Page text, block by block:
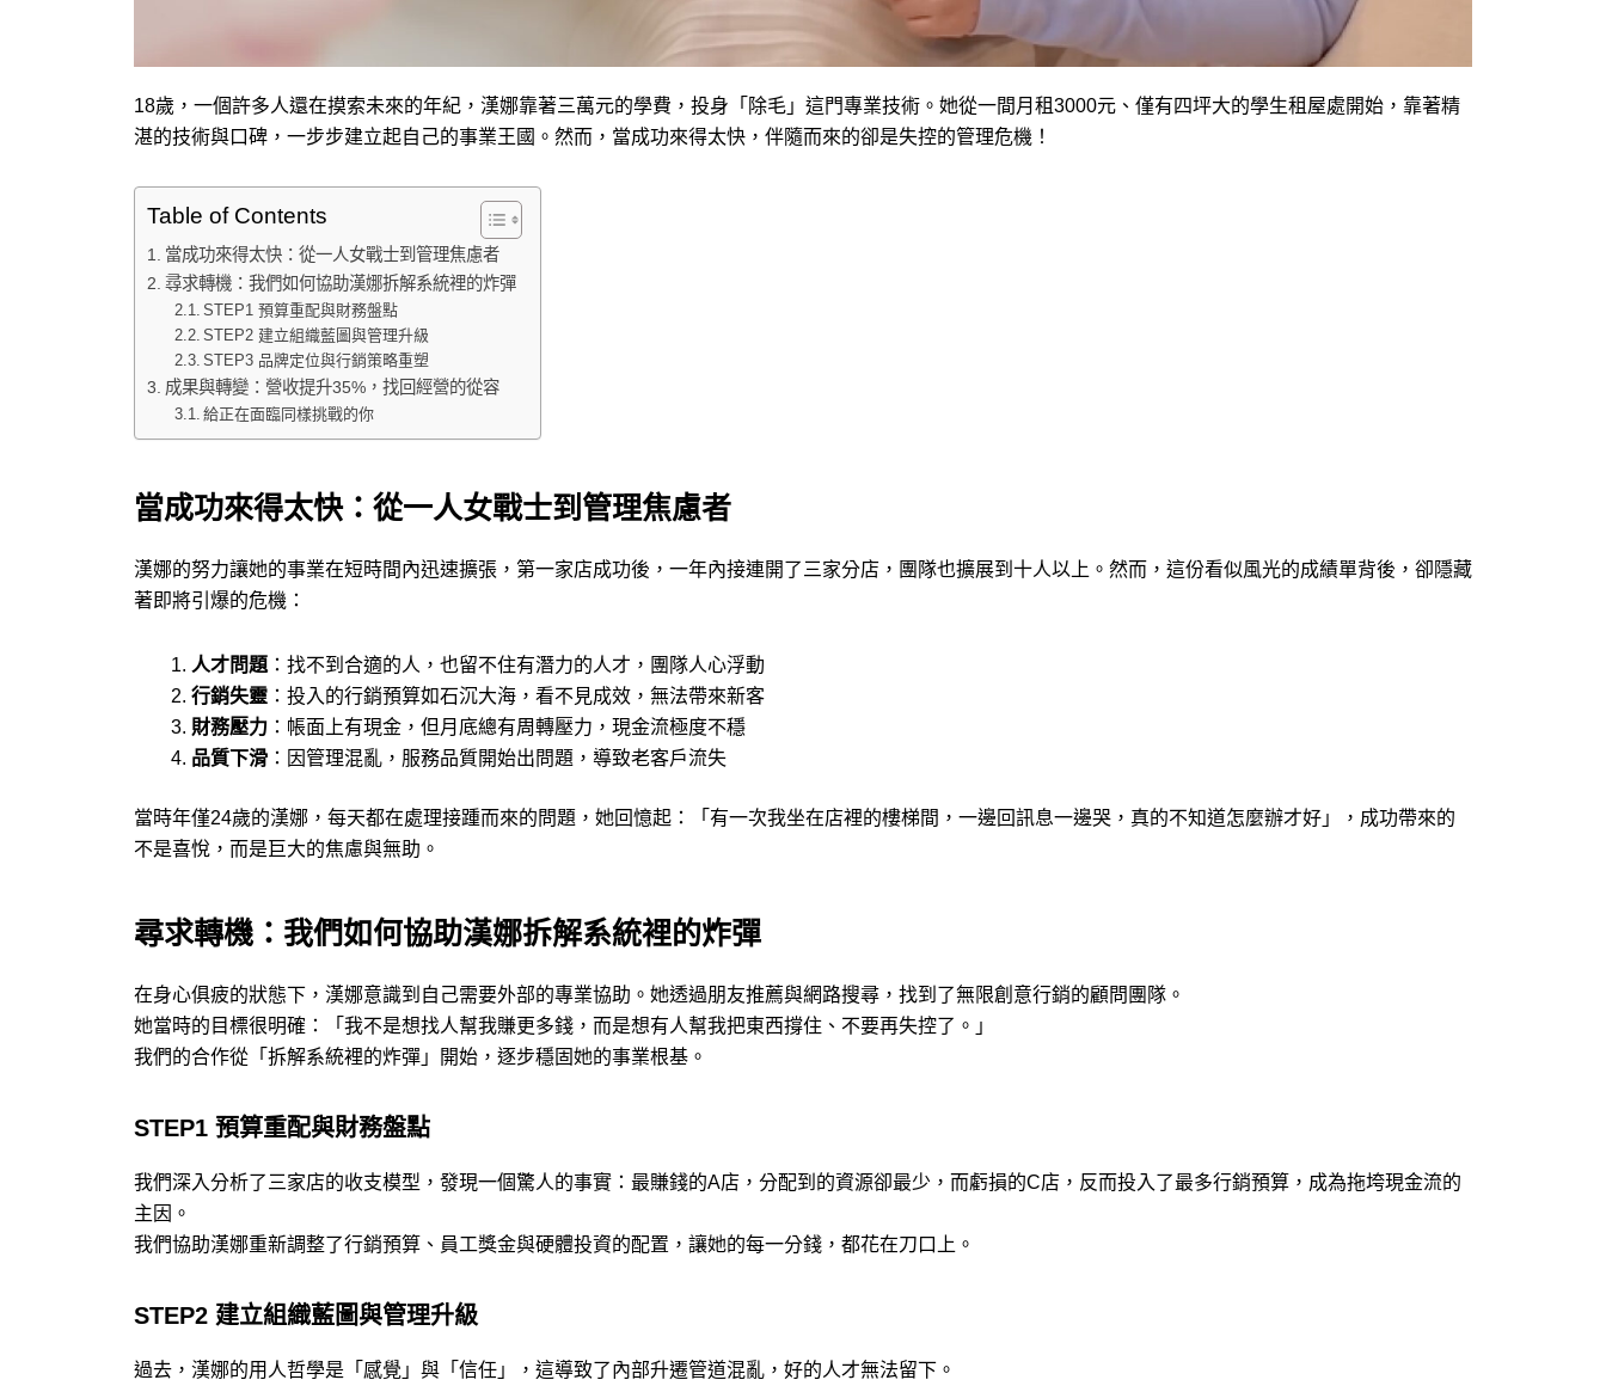
18歲，一個許多人還在摸索未來的年紀，漢娜靠著三萬元的學費，投身「除毛」這門專業技術。她從一間月租3000元、僅有四坪大的學生租屋處開始，靠著精
湛的技術與口碑，一步步建立起自己的事業王國。然而，當成功來得太快，伴隨而來的卻是失控的管理危機！
Table of Contents
當成功來得太快：從一人女戰士到管理焦慮者
尋求轉機：我們如何協助漢娜拆解系統裡的炸彈
STEP1 預算重配與財務盤點
STEP2 建立組織藍圖與管理升級
STEP3 品牌定位與行銷策略重塑
成果與轉變：營收提升35%，找回經營的從容
給正在面臨同樣挑戰的你
當成功來得太快：從一人女戰士到管理焦慮者
​漢娜的努力讓她的事業在短時間內迅速擴張，第一家店成功後，一年內接連開了三家分店，團隊也擴展到十人以上。然而，這份看似風光的成績單背後，卻隱藏
著即將引爆的危機：
人才問題 ：找不到合適的人，也留不住有潛力的人才，團隊人心浮動
行銷失靈 ：投入的行銷預算如石沉大海，看不見成效，無法帶來新客
財務壓力 ：帳面上有現金，但月底總有周轉壓力，現金流極度不穩
品質下滑 ：因管理混亂，服務品質開始出問題，導致老客戶流失
​當時年僅24歲的漢娜，每天都在處理接踵而來的問題，她回憶起：「有一次我坐在店裡的樓梯間，一邊回訊息一邊哭，真的不知道怎麼辦才好」，成功帶來的
不是喜悅，而是巨大的焦慮與無助。
尋求轉機：我們如何協助漢娜拆解系統裡的炸彈
​在身心俱疲的狀態下，漢娜意識到自己需要外部的專業協助。她透過朋友推薦與網路搜尋，找到了無限創意行銷的顧問團隊。
她當時的目標很明確：「我不是想找人幫我賺更多錢，而是想有人幫我把東西撐住、不要再失控了。」
我們的合作從「拆解系統裡的炸彈」開始，逐步穩固她的事業根基。
STEP1 預算重配與財務盤點
我們深入分析了三家店的收支模型，發現一個驚人的事實：最賺錢的A店，分配到的資源卻最少，而虧損的C店，反而投入了最多行銷預算，成為拖垮現金流的
主因。
我們協助漢娜重新調整了行銷預算、員工獎金與硬體投資的配置，讓她的每一分錢，都花在刀口上。
STEP2 建立組織藍圖與管理升級
過去，漢娜的用人哲學是「感覺」與「信任」，這導致了內部升遷管道混亂，好的人才無法留下。